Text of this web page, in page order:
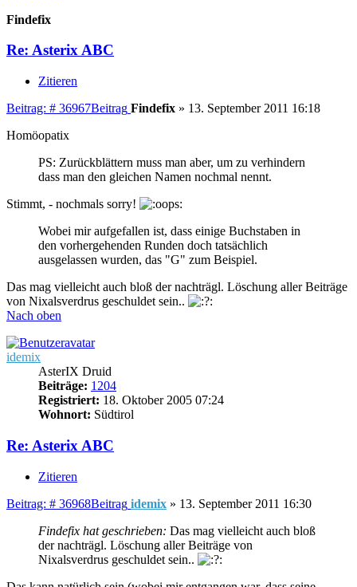
Findefix
Re: Asterix ABC
Zitieren
Beitrag: # 36967Beitrag Findefix » 13. September 2011 16:18
Homöopatix
PS: Zurückblättern muss man aber, um zu verhindern
dass man den gleichen Namen nochmal nennt.
Stimmt, - nochmals sorry!
Wobei mir aufgefallen ist, dass einige Buchstaben in
den vorhergehenden Runden doch tatsächlich
ausgelassen wurden, das "G" zum Beispiel.
Das mag vielleicht auch bloß der nachträgl. Löschung aller Beiträge
von Nixalsverdrus geschuldet sein..
Nach oben
idemix
AsterIX Druid
Beiträge: 1204
Registriert: 18. Oktober 2005 07:24
Wohnort: Südtirol
Re: Asterix ABC
Zitieren
Beitrag: # 36968Beitrag idemix » 13. September 2011 16:30
Findefix hat geschrieben: Das mag vielleicht auch bloß
der nachträgl. Löschung aller Beiträge von
Nixalsverdrus geschuldet sein..